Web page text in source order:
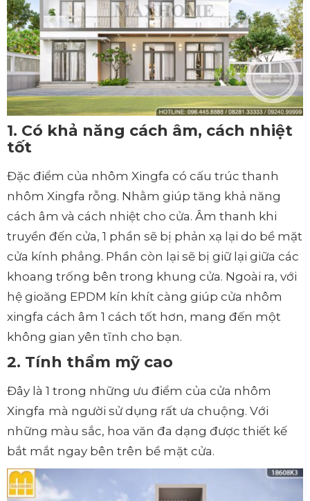
1. Có khả năng cách âm, cách nhiệt
tốt
Đặc điểm của nhôm Xingfa có cấu trúc thanh
nhôm Xingfa rỗng. Nhằm giúp tăng khả năng
cách âm và cách nhiệt cho cửa. Âm thanh khi
truyền đến cửa, 1 phần sẽ bị phản xạ lại do bề mặt
cửa kính phẳng. Phần còn lại sẽ bị giữ lại giữa các
khoang trống bên trong khung cửa. Ngoài ra, với
hệ gioăng EPDM kín khít càng giúp cửa nhôm
xingfa cách âm 1 cách tốt hơn, mang đến một
không gian yên tĩnh cho bạn.
2. Tính thẩm mỹ cao
Đây là 1 trong những ưu điểm của cửa nhôm
Xingfa mà người sử dụng rất ưa chuộng. Với
những màu sắc, hoa văn đa dạng được thiết kế
bắt mắt ngay bên trên bề mặt cửa.